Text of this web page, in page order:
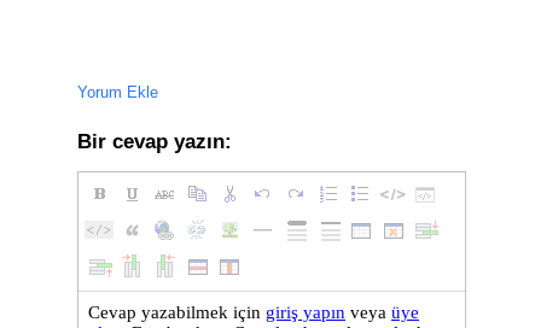
Yorum Ekle
Bir cevap yazın: